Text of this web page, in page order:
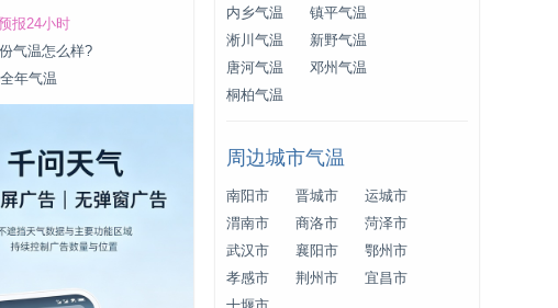
报24小时
气温怎么样?
年气温
内乡气温
镇平气温
淅川气温
新野气温
唐河气温
邓州气温
桐柏气温
周边城市气温
南阳市 晋城市
运城市
渭南市
商洛市
菏泽市
武汉市
襄阳市
鄂州市
孝感市
荆州市
宜昌市